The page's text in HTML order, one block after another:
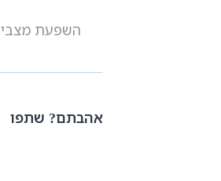
השפעת מצבי
אהבתם? שתפו